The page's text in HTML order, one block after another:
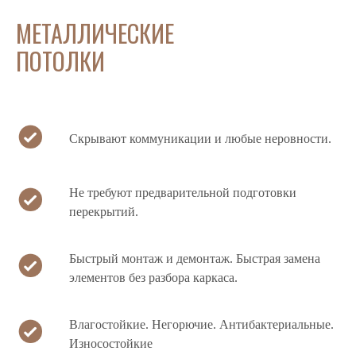
МЕТАЛЛИЧЕСКИЕ
ПОТОЛКИ
Cкрывают коммуникации и любые неровности.
Не требуют предварительной подготовки
перекрытий.
Быстрый монтаж и демонтаж. Быстрая замена
элементов без разбора каркаса.
Влагостойкие. Негорючие. Антибактериальные.
Износостойкие